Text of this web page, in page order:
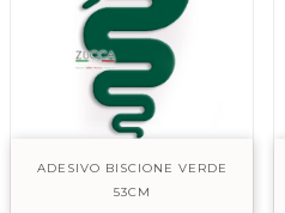
ADESIVO BISCIONE VERDE
53CM